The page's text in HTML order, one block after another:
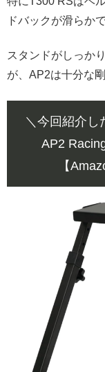
ドバックが滑らか
スタンドがしっか
が、AP2は十分な
＼今回紹介し
AP2
【